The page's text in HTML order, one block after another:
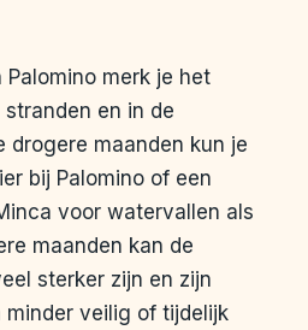
Palomino merk je het
en in de
drogere maanden kun je
bij Palomino of een
voor watervallen als
maanden kan de
sterker zijn en zijn
veilig of tijdelijk